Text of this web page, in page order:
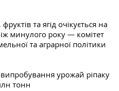
та ягід очікується на
минулого року — комітет
та аграрної політики
урожай ріпаку
тонн